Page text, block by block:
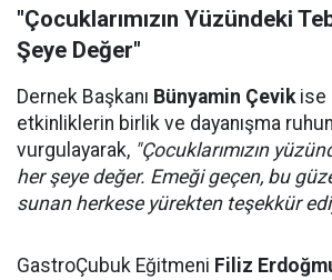
"Çocuklarımızın Yüzündeki
Şeye Değer"
Dernek Başkanı Bünyamin Çevikise
etkinliklerin birlik ve dayanışma
vurgulayarak, "Çocuklarımızın
her şeye değer. Emeği geçen, bu
sunan herkese yürekten teşekkür
GastroÇubuk Eğitmeni Filiz